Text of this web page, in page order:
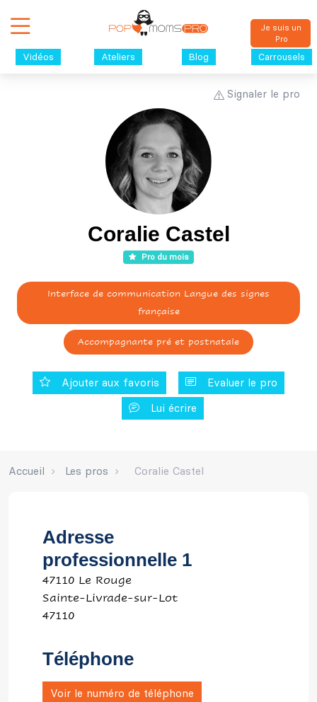
Je suis un
Pro
Vidéos Ateliers Blog Carrousels
Signaler le pro
Coralie Castel
Pro du mois
Interface de communication Langue des signes
française
Accompagnante pré et postnatale
Ajouter aux favoris
Evaluer le pro
Lui écrire
Accueil Les pros Coralie Castel
Adresse
professionnelle 1
47110 Le Rouge
Sainte-Livrade-sur-Lot
47110
Téléphone
Voir le numéro de téléphone